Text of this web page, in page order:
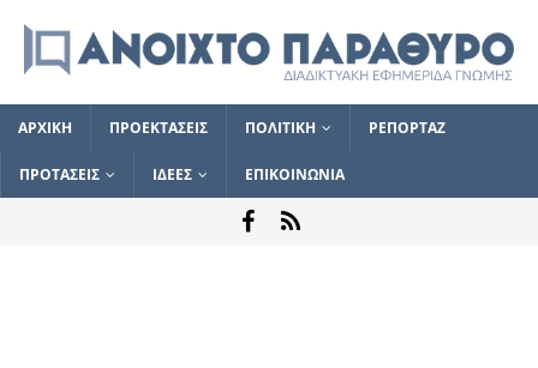
ΑΡΧΙΚΗ ΠΡΟΕΚΤΑΣΕΙΣ ΠΟΛΙΤΙΚΗ ΡΕΠΟΡΤΑΖ
ΠΡΟΤΑΣΕΙΣ ΙΔΕΕΣ ΕΠΙΚΟΙΝΩΝΙΑ